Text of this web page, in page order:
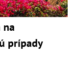
na
prípady